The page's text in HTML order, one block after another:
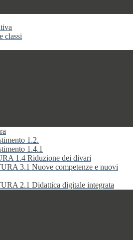
classi
1.2.
1.4.1
1.4 Riduzione dei divari
3.1 Nuove competenze e nuovi
2.1 Didattica digitale integrata